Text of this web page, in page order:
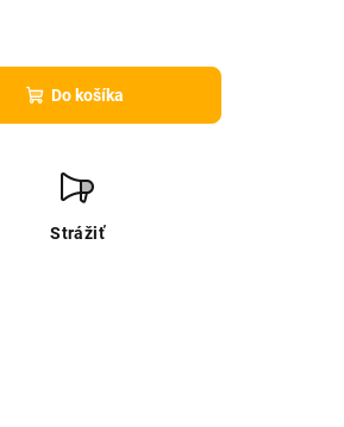
Do košíka
Strážiť